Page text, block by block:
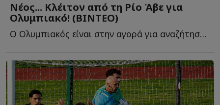
Νέος... Κλέιτον από τη Ρίο Άβε για
Ολυμπιακό! (ΒΙΝΤΕΟ)
Ο Ολυμπιακός είναι στην αγορά για αναζήτηση επιθετικού, λ...